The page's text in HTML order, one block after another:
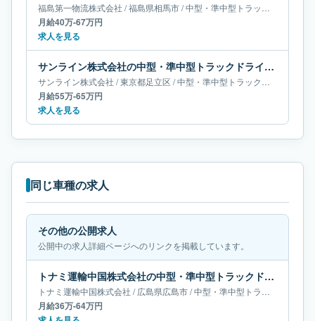
福島第一物流株式会社 /福島県相馬市/中型・準中型トラックドライバー
月給40万-67万円
求人を見る
サンライン株式会社の中型・準中型トラックドライバー求人｜東京都足立区｜月給55万-65万円
サンライン株式会社 /東京都足立区 /中型・準中型トラックドライバー
月給55万-65万円
求人を見る
同じ車種の求人
その他の公開求人
公開中の求人詳細ページへのリンクを掲載しています。
トナミ運輸中国株式会社の中型・準中型トラックドライバー求人｜広島県広島市｜月給36万-64万円
トナミ運輸中国株式会社 /広島県広島市/中型・準中型トラックドライバー
月給36万-64万円